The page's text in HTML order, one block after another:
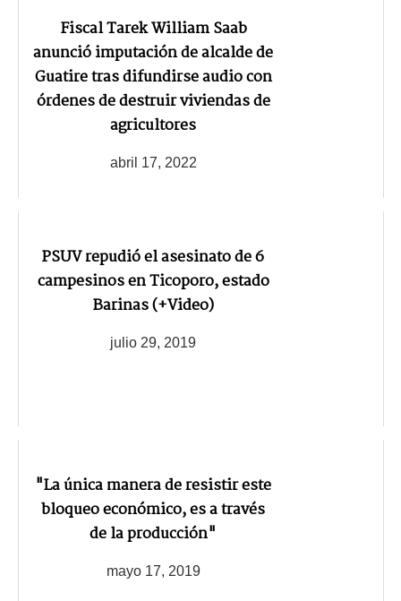
Fiscal Tarek William Saab
anunció imputación de alcalde de
Guatire tras difundirse audio con
órdenes de destruir viviendas de
agricultores
abril 17, 2022
PSUV repudió el asesinato de 6
campesinos en Ticoporo, estado
Barinas (+Video)
julio 29, 2019
"La única manera de resistir este
bloqueo económico, es a través
de la producción"
mayo 17, 2019